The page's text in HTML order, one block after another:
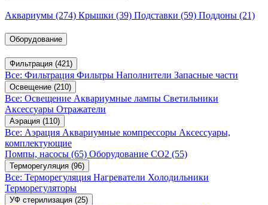
Аквариумы (274) Крышки (39) Подставки (59) Поддоны (21)
Оборудование
Фильтрация (421)
Все: Фильтрация Фильтры Наполнители Запасные части
Освещение (210)
Все: Освещение Аквариумные лампы Светильники
Аксессуары Отражатели
Аэрация (110)
Все: Аэрация Аквариумные компрессоры Аксессуары,
комплектующие
Помпы, насосы (65) Оборудование CO2 (55)
Терморегуляция (96)
Все: Терморегуляция Нагреватели Холодильники
Терморегуляторы
УФ стерилизация (25)